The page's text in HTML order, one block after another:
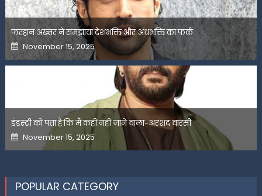
फरहान अख्तर ने समझाया देशभक्ति और अंधभक्ति का फर्क
Posted
on
November 15, 2025
इंडस्ट्री को पता है कि मैं कहीं नहीं जाने वाला-अरशद वारसी
Posted
on
November 15, 2025
POPULAR CATEGORY